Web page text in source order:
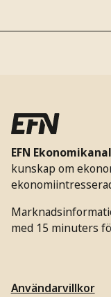
EFN
kunskap om
med 15 minuters
Användarvillkor